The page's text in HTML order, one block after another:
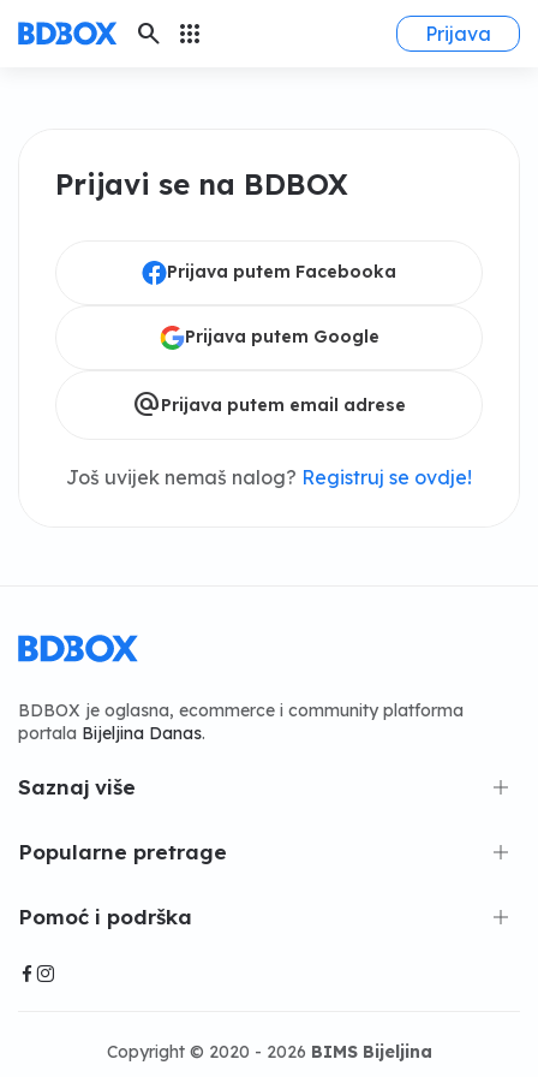
search apps Prijava
Prijavi se na BDBOX
Prijava putem Facebooka
Prijava putem Google
alternate_emailPrijava putem email adrese
Još uvijek nemaš nalog? Registruj se ovdje!
BDBOX je oglasna, ecommerce i community platforma
portala Bijeljina Danas.
Saznaj više
Popularne pretrage
Pomoć i podrška
Copyright © 2020 - 2026 BIMS Bijeljina